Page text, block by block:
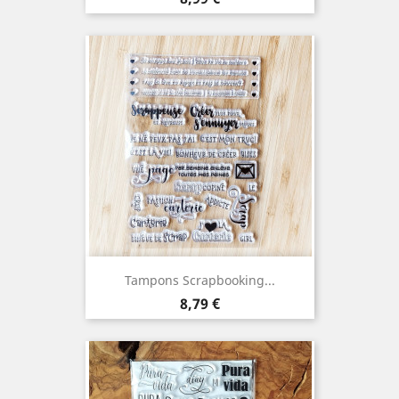
Tampons Scrapbooking...
Prix
8,79 €